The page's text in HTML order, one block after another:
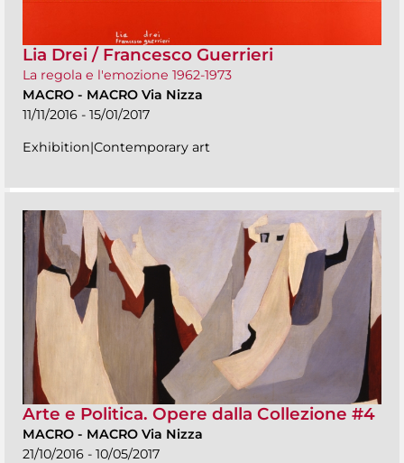
Lia Drei / Francesco Guerrieri
La regola e l'emozione 1962-1973
MACRO - MACRO Via Nizza
11/11/2016 - 15/01/2017
Exhibition|Contemporary art
Arte e Politica. Opere dalla Collezione #4
MACRO - MACRO Via Nizza
21/10/2016 - 10/05/2017